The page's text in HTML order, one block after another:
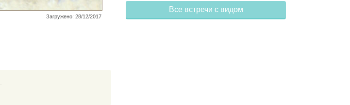
Загружено: 28/12/2017
Все встречи с видом